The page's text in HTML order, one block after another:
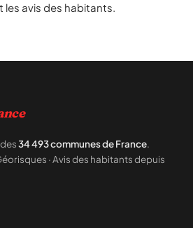
les avis des habitants.
34 493 communes de France.
· Avis des habitants depuis